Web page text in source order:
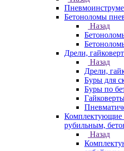
Бетоноломы
Назад
Дрели,
Назад
Дрели,
Буры для
Буры по
Комплектующие
рубильным,
Назад